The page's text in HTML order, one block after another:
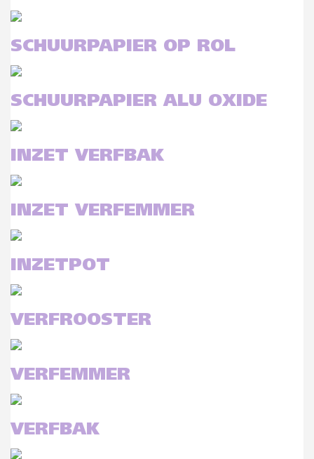
SCHUURPAPIER OP ROL
SCHUURPAPIER ALU OXIDE
INZET VERFBAK
INZET VERFEMMER
INZETPOT
VERFROOSTER
VERFEMMER
VERFBAK